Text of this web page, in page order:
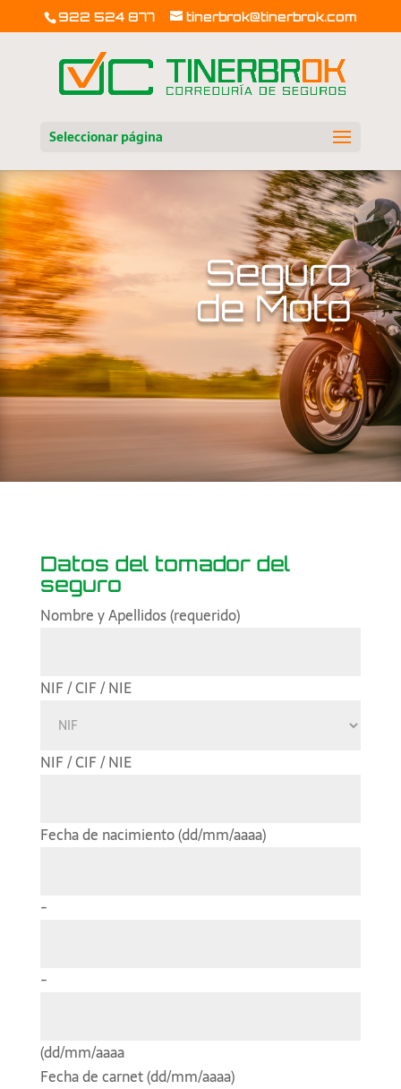
922 524 877 tinerbrok@tinerbrok.com
Seleccionar página
Seguro
de Moto
Datos del tomador del
seguro
Nombre y Apellidos (requerido)
NIF / CIF / NIE
NIF / CIF / NIE
Fecha de nacimiento (dd/mm/aaaa)
-
-
(dd/mm/aaaa
Fecha de carnet (dd/mm/aaaa)